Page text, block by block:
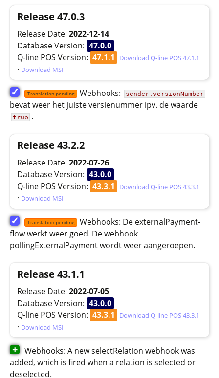
Release 47.0.3
Release Date: 2022-12-14
Database Version: 47.0.0
Q-line POS Version: 47.1.1 Download Q-line POS 47.1.1
· Download MSI
✓ Translation pending Webhooks: sender.versionNumber
bevat weer het juiste versienummer ipv. de waarde
true .
Release 43.2.2
Release Date: 2022-07-26
Database Version: 43.0.0
Q-line POS Version: 43.3.1 Download Q-line POS 43.3.1
· Download MSI
✓ Translation pending
Webhooks: De externalPayment-
flow werkt weer goed. De webhook
pollingExternalPayment wordt weer aangeroepen.
Release 43.1.1
Release Date: 2022-07-05
Database Version: 43.0.0
Q-line POS Version: 43.3.1 Download Q-line POS 43.3.1
· Download MSI
+
Webhooks: A new selectRelation webhook was
added, which is fired when a relation is selected or
deselected.